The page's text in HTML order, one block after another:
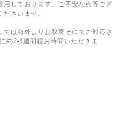
しております。ご不安な点等ござ
さいませ。
は海外よりお取寄せにてご対応さ
約2-4週間程お時間いただきま